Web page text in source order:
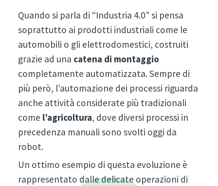
Quando si parla di “Industria 4.0” si pensa
soprattutto ai prodotti industriali come le
automobili o gli elettrodomestici, costruiti
grazie ad una catena di montaggio
completamente automatizzata. Sempre di
più però, l’automazione dei processi riguarda
anche attività considerate più tradizionali
come l’agricoltura, dove diversi processi in
precedenza manuali sono svolti oggi da
robot.
Un ottimo esempio di questa evoluzione è
rappresentato dalle delicate operazioni di